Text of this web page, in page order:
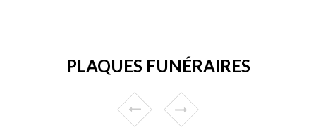
PLAQUES FUNÉRAIRES